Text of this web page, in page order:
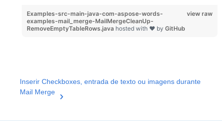
view raw
Examples-src-main-java-com-aspose-words-
examples-mail_merge-MailMergeCleanUp-
RemoveEmptyTableRows.java hosted with ❤ by GitHub
Inserir Checkboxes, entrada de texto ou imagens durante
Mail Merge